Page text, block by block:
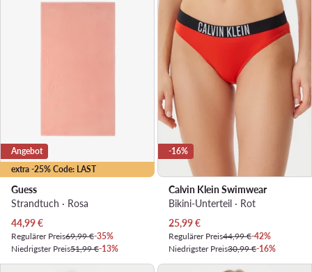
extra -25% Code: LAST
Angebot
Guess
Strandtuch · Rosa
Aktueller Preis
44,99€
Regulärer Preis69,99 €-35%
Niedrigster Preis51,99 €-13%
-16%
Calvin Klein Swimwear
Bikini-Unterteil · Rot
Aktueller Preis
25,99€
Regulärer Preis44,99 €-42%
Niedrigster Preis30,99 €-16%